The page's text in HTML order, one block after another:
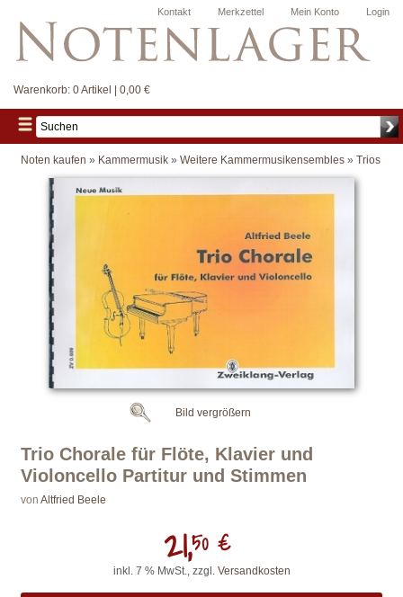
Login
Mein Konto
Merkzettel
Kontakt
Warenkorb: 0 Artikel | 0,00 €
Noten kaufen » Kammermusik » Weitere Kammermusikensembles » Trios
Trio Chorale für Flöte, Klavier und
Violoncello Partitur und Stimmen
von Altfried Beele
21,50 €
inkl. 7 % MwSt., zzgl. Versandkosten
Bild vergrößern